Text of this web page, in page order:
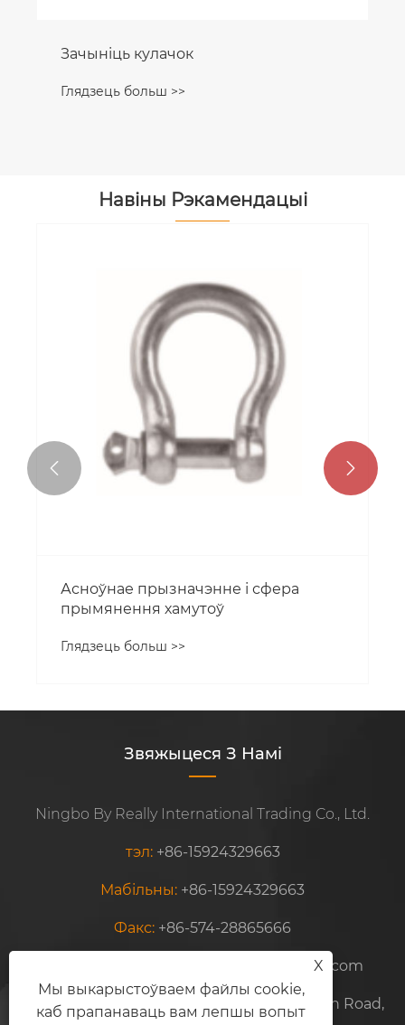
Узыходжанне па дынамічнай
спасылкай
Навіны Рэкамендацыі
Працоўныя патрабаванні заціску
 
Звяжыцеся З Намі
Ningbo By Really International Trading Co., Ltd.
тэл: +86-15924329663
Мабільны: +86-15924329663
Факс: +86-574-28865666
jessica@chinawbl.com
Адрас:
Fl.29, Hong An Plaza, No.258 Die Yuan Road,
X
Мы выкарыстоўваем файлы cookie,
каб прапанаваць вам лепшы вопыт